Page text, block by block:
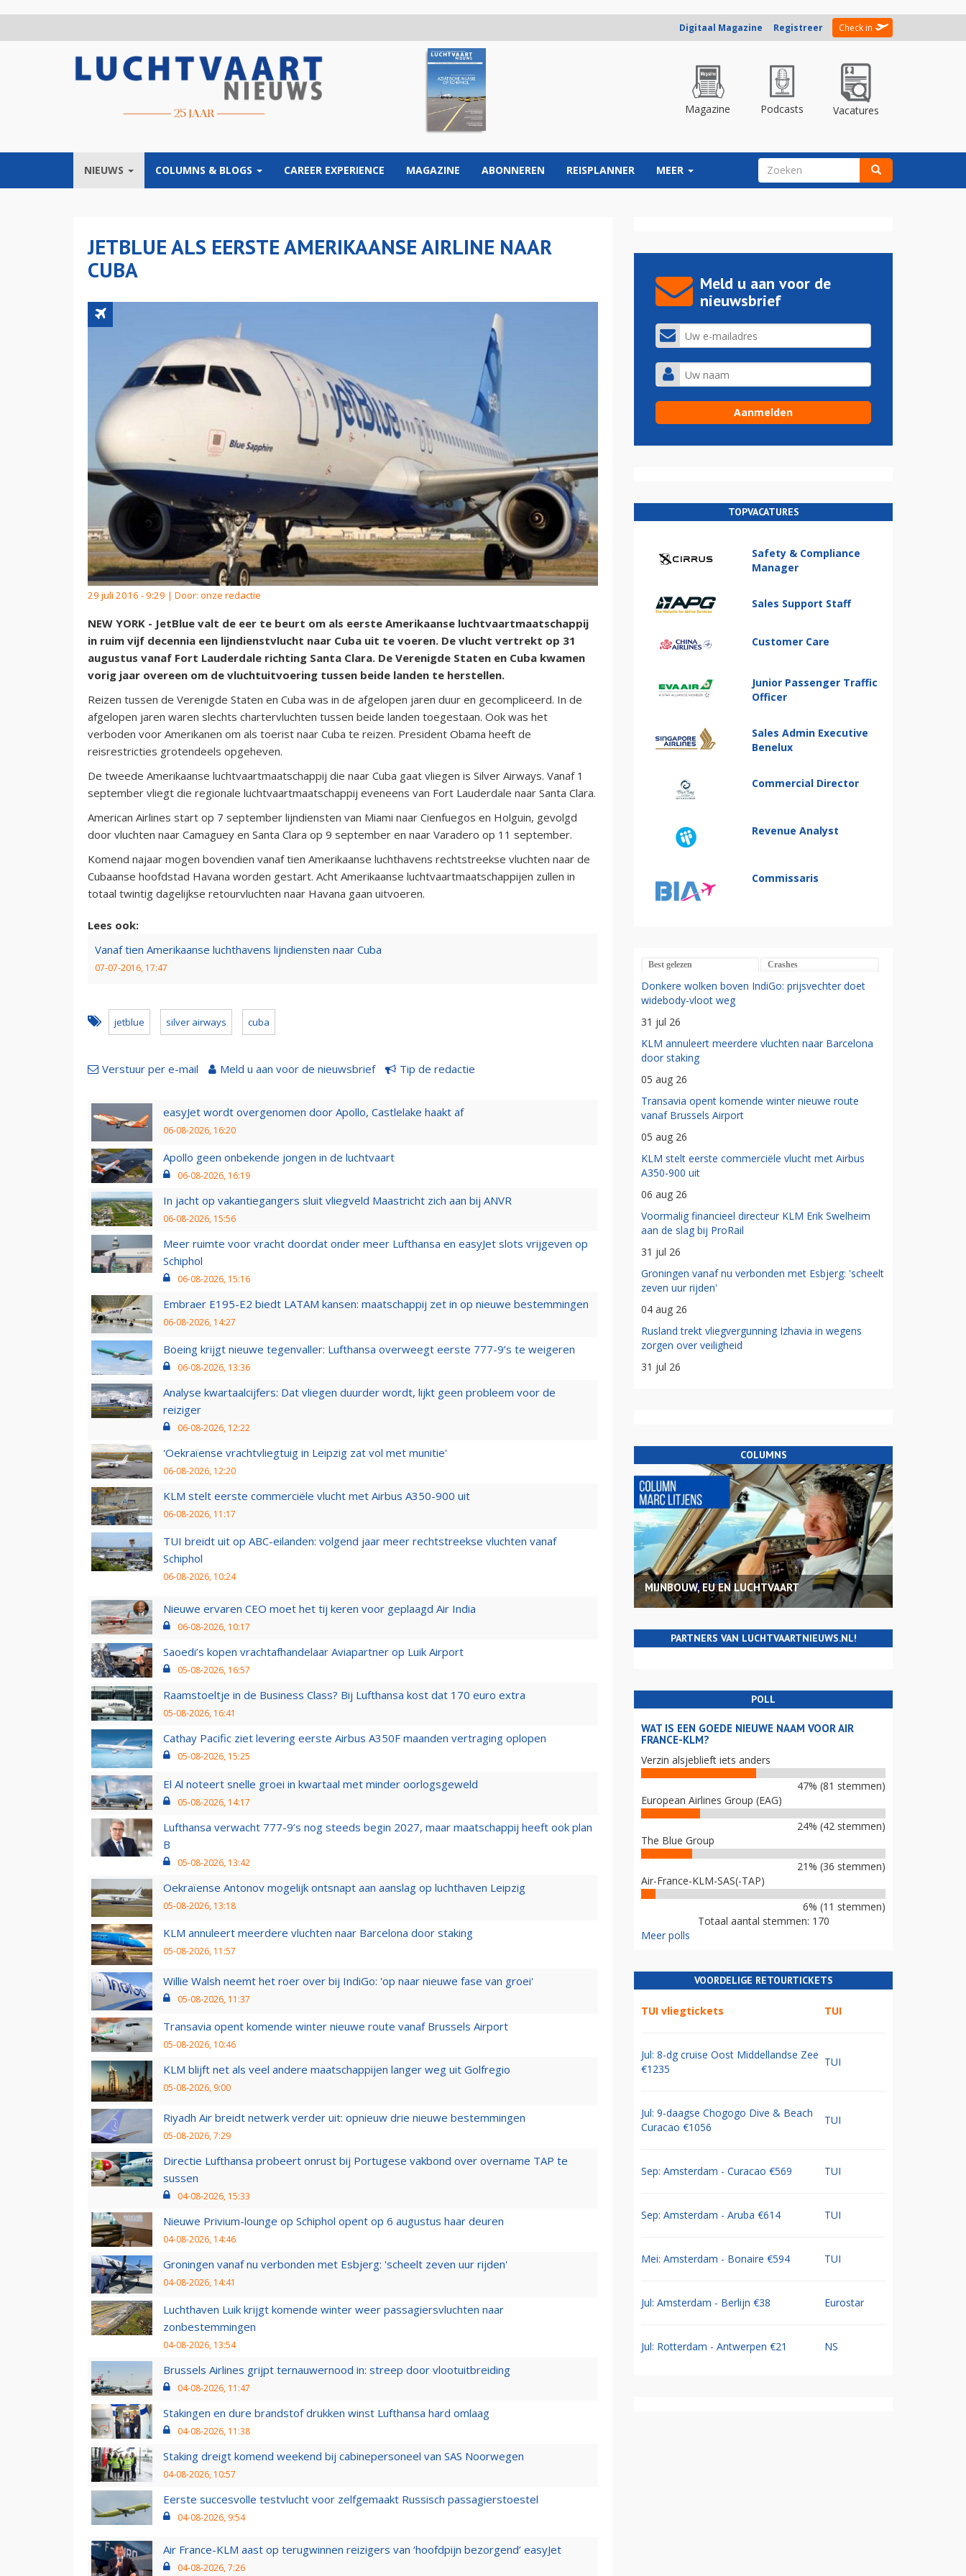
Digitaal Magazine Registreer Check in
Magazine Podcasts Vacatures
NIEUWS COLUMNS & BLOGS CAREER EXPERIENCE MAGAZINE ABONNEREN REISPLANNER MEER ZOEKVELD
JETBLUE ALS EERSTE AMERIKAANSE AIRLINE NAAR
CUBA
29 juli 2016 - 9:29 | Door: onze redactie
NEW YORK - JetBlue valt de eer te beurt om als eerste Amerikaanse luchtvaartmaatschappij
in ruim vijf decennia een lijndienstvlucht naar Cuba uit te voeren. De vlucht vertrekt op 31
augustus vanaf Fort Lauderdale richting Santa Clara. De Verenigde Staten en Cuba kwamen
vorig jaar overeen om de vluchtuitvoering tussen beide landen te herstellen.
Reizen tussen de Verenigde Staten en Cuba was in de afgelopen jaren duur en gecompliceerd. In de
afgelopen jaren waren slechts chartervluchten tussen beide landen toegestaan. Ook was het
verboden voor Amerikanen om als toerist naar Cuba te reizen. President Obama heeft de
reisrestricties grotendeels opgeheven.
De tweede Amerikaanse luchtvaartmaatschappij die naar Cuba gaat vliegen is Silver Airways. Vanaf 1
september vliegt die regionale luchtvaartmaatschappij eveneens van Fort Lauderdale naar Santa Clara.
American Airlines start op 7 september lijndiensten van Miami naar Cienfuegos en Holguin, gevolgd
door vluchten naar Camaguey en Santa Clara op 9 september en naar Varadero op 11 september.
Komend najaar mogen bovendien vanaf tien Amerikaanse luchthavens rechtstreekse vluchten naar de
Cubaanse hoofdstad Havana worden gestart. Acht Amerikaanse luchtvaartmaatschappijen zullen in
totaal twintig dagelijkse retourvluchten naar Havana gaan uitvoeren.
Lees ook:
Vanaf tien Amerikaanse luchthavens lijndiensten naar Cuba
07-07-2016, 17:47
jetblue silver airways cuba
Verstuur per e-mail Meld u aan voor de nieuwsbrief Tip de redactie
easyJet wordt overgenomen door Apollo, Castlelake haakt af
06-08-2026, 16:20
Apollo geen onbekende jongen in de luchtvaart
06-08-2026, 16:19
In jacht op vakantiegangers sluit vliegveld Maastricht zich aan bij ANVR
06-08-2026, 15:56
Meer ruimte voor vracht doordat onder meer Lufthansa en easyJet slots vrijgeven op
Schiphol
06-08-2026, 15:16
Embraer E195-E2 biedt LATAM kansen: maatschappij zet in op nieuwe bestemmingen
06-08-2026, 14:27
Boeing krijgt nieuwe tegenvaller: Lufthansa overweegt eerste 777-9’s te weigeren
06-08-2026, 13:36
Analyse kwartaalcijfers: Dat vliegen duurder wordt, lijkt geen probleem voor de
reiziger
06-08-2026, 12:22
'Oekraïense vrachtvliegtuig in Leipzig zat vol met munitie'
06-08-2026, 12:20
KLM stelt eerste commerciële vlucht met Airbus A350-900 uit
06-08-2026, 11:17
TUI breidt uit op ABC-eilanden: volgend jaar meer rechtstreekse vluchten vanaf
Schiphol
06-08-2026, 10:24
Nieuwe ervaren CEO moet het tij keren voor geplaagd Air India
06-08-2026, 10:17
Saoedi’s kopen vrachtafhandelaar Aviapartner op Luik Airport
05-08-2026, 16:57
Raamstoeltje in de Business Class? Bij Lufthansa kost dat 170 euro extra
05-08-2026, 16:41
Cathay Pacific ziet levering eerste Airbus A350F maanden vertraging oplopen
05-08-2026, 15:25
El Al noteert snelle groei in kwartaal met minder oorlogsgeweld
05-08-2026, 14:17
Lufthansa verwacht 777-9’s nog steeds begin 2027, maar maatschappij heeft ook plan
B
05-08-2026, 13:42
Oekraïense Antonov mogelijk ontsnapt aan aanslag op luchthaven Leipzig
05-08-2026, 13:18
KLM annuleert meerdere vluchten naar Barcelona door staking
05-08-2026, 11:57
Willie Walsh neemt het roer over bij IndiGo: 'op naar nieuwe fase van groei'
05-08-2026, 11:37
Transavia opent komende winter nieuwe route vanaf Brussels Airport
05-08-2026, 10:46
KLM blijft net als veel andere maatschappijen langer weg uit Golfregio
05-08-2026, 9:00
Riyadh Air breidt netwerk verder uit: opnieuw drie nieuwe bestemmingen
05-08-2026, 7:29
Directie Lufthansa probeert onrust bij Portugese vakbond over overname TAP te
sussen
04-08-2026, 15:33
Nieuwe Privium-lounge op Schiphol opent op 6 augustus haar deuren
04-08-2026, 14:46
Groningen vanaf nu verbonden met Esbjerg: 'scheelt zeven uur rijden'
04-08-2026, 14:41
Luchthaven Luik krijgt komende winter weer passagiersvluchten naar
zonbestemmingen
04-08-2026, 13:54
Brussels Airlines grijpt ternauwernood in: streep door vlootuitbreiding
04-08-2026, 11:47
Stakingen en dure brandstof drukken winst Lufthansa hard omlaag
04-08-2026, 11:38
Staking dreigt komend weekend bij cabinepersoneel van SAS Noorwegen
04-08-2026, 10:57
Eerste succesvolle testvlucht voor zelfgemaakt Russisch passagierstoestel
04-08-2026, 9:54
Air France-KLM aast op terugwinnen reizigers van ‘hoofdpijn bezorgend’ easyJet
04-08-2026, 7:26
Meld u aan voor de
nieuwsbrief
TOPVACATURES
Safety & Compliance
Manager
Sales Support Staff
Customer Care
Junior Passenger Traffic
Officer
Sales Admin Executive
Benelux
Commercial Director
Revenue Analyst
Commissaris
Best gelezen Crashes
Donkere wolken boven IndiGo: prijsvechter doet
widebody-vloot weg
31 jul 26
KLM annuleert meerdere vluchten naar Barcelona
door staking
05 aug 26
Transavia opent komende winter nieuwe route
vanaf Brussels Airport
05 aug 26
KLM stelt eerste commerciële vlucht met Airbus
A350-900 uit
06 aug 26
Voormalig financieel directeur KLM Erik Swelheim
aan de slag bij ProRail
31 jul 26
Groningen vanaf nu verbonden met Esbjerg: 'scheelt
zeven uur rijden'
04 aug 26
Rusland trekt vliegvergunning Izhavia in wegens
zorgen over veiligheid
31 jul 26
COLUMNS
MIJNBOUW, EU EN LUCHTVAART
PARTNERS VAN LUCHTVAARTNIEUWS.NL!
POLL
WAT IS EEN GOEDE NIEUWE NAAM VOOR AIR
FRANCE-KLM?
Verzin alsjeblieft iets anders
47% (81 stemmen)
European Airlines Group (EAG)
24% (42 stemmen)
The Blue Group
21% (36 stemmen)
Air-France-KLM-SAS(-TAP)
6% (11 stemmen)
Totaal aantal stemmen: 170
Meer polls
VOORDELIGE RETOURTICKETS
TUI vliegtickets TUI
Jul: 8-dg cruise Oost Middellandse Zee
€1235
TUI
Jul: 9-daagse Chogogo Dive & Beach
Curacao €1056
TUI
Sep: Amsterdam - Curacao €569 TUI
Sep: Amsterdam - Aruba €614 TUI
Mei: Amsterdam - Bonaire €594 TUI
Jul: Amsterdam - Berlijn €38 Eurostar
Jul: Rotterdam - Antwerpen €21 NS